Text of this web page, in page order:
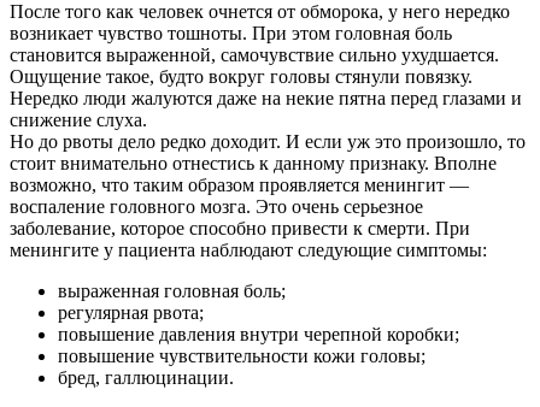
Контакты
После того как человек очнется от обморока, у него нередко
возникает чувство тошноты. При этом головная боль
становится выраженной, самочувствие сильно ухудшается.
Ощущение такое, будто вокруг головы стянули повязку.
Нередко люди жалуются даже на некие пятна перед глазами и
снижение слуха.
Но до рвоты дело редко доходит. И если уж это произошло, то
стоит внимательно отнестись к данному признаку. Вполне
возможно, что таким образом проявляется менингит ―
воспаление головного мозга. Это очень серьезное
заболевание, которое способно привести к смерти. При
менингите у пациента наблюдают следующие симптомы:
выраженная головная боль;
регулярная рвота;
повышение давления внутри черепной коробки;
повышение чувствительности кожи головы;
бред, галлюцинации.